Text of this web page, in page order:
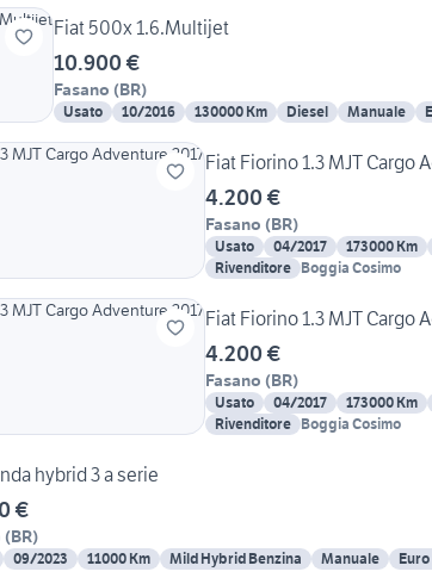
Fiat 500x 1.6.Multijet
10.900 €
Fasano (BR)
Usato 10/2016 130000 Km Diesel Manuale
Fiat Fiorino 1.3 MJT Cargo
4.200 €
Fasano (BR)
Usato 04/2017
173000 Km
Rivenditore Boggia Cosimo
Fiat Fiorino 1.3 MJT Cargo
4.200 €
Fasano (BR)
Usato 04/2017
173000 Km
Rivenditore Boggia Cosimo
hybrid 3 a serie
€
(BR)
09/2023 11000 Km Mild Hybrid Benzina Manuale